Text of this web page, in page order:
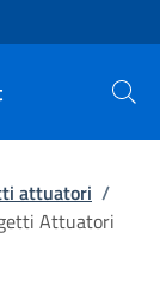
Cerca
attuatori /
Attuatori